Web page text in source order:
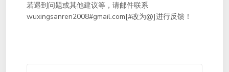
若遇到问题或其他建议等，请邮件联系
wuxingsanren2008#gmail.com[#改为@]进行反馈！